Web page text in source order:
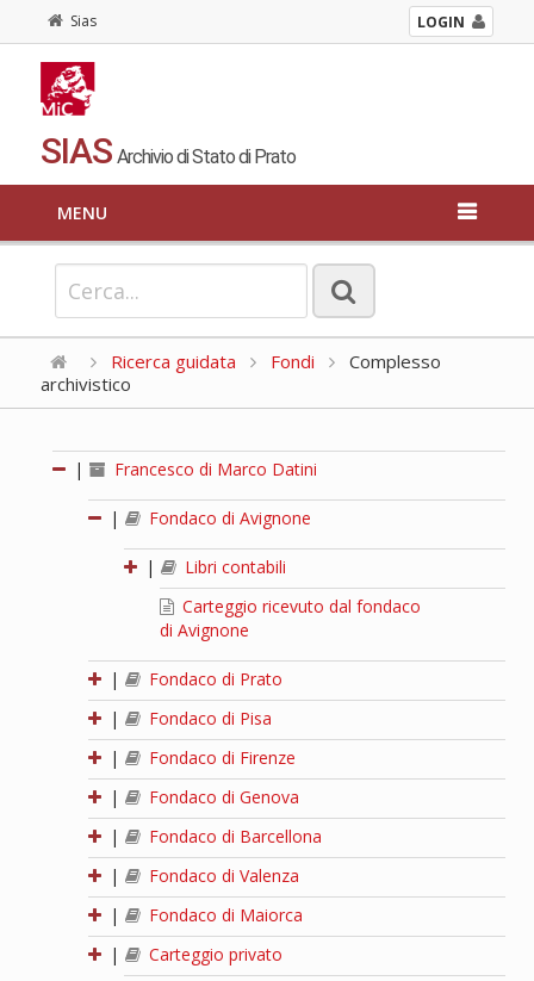
Sias LOGIN
SIAS Archivio di Stato di Prato
MENU
Ricerca guidata Fondi
Complesso
archivistico
| Francesco di Marco Datini
| Fondaco di Avignone
|
Libri contabili
Carteggio ricevuto dal fondaco
di Avignone
|
Fondaco di Prato
|
Fondaco di Pisa
|
Fondaco di Firenze
|
Fondaco di Genova
|
Fondaco di Barcellona
|
Fondaco di Valenza
|
Fondaco di Maiorca
|
Carteggio privato